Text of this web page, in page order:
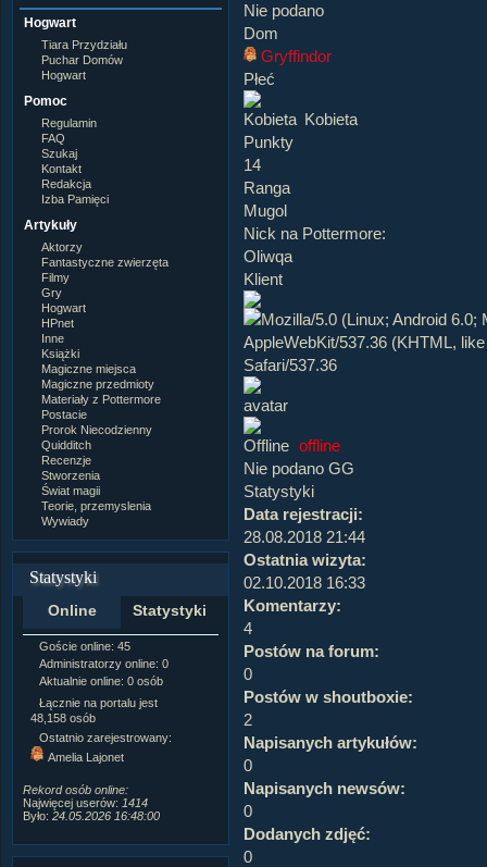
Hogwart
Tiara Przydziału
Puchar Domów
Hogwart
Pomoc
Regulamin
FAQ
Szukaj
Kontakt
Redakcja
Izba Pamięci
Artykuły
Aktorzy
Fantastyczne zwierzęta
Filmy
Gry
Hogwart
HPnet
Inne
Książki
Magiczne miejsca
Magiczne przedmioty
Materiały z Pottermore
Postacie
Prorok Niecodzienny
Quidditch
Recenzje
Stworzenia
Świat magii
Teorie, przemyslenia
Wywiady
Statystyki
Online Statystyki
Goście online: 45
Administratorzy online: 0
Aktualnie online: 0 osób
Łącznie na portalu jest
48,158 osób
Ostatnio zarejestrowany:
Amelia Lajonet
Rekord osób online:
Najwięcej userów: 1414
Było: 24.05.2026 16:48:00
Napisanych artykułów:1,087
Zdjęć w galerii:
Tematów na forum: 3,921
Postów na forum:
222,019
Rozdanych pochwał:
Wlepionych ostrzeżeń:
Nie podano
Dom
Gryffindor
Płeć
Kobieta
Punkty
14
Ranga
Mugol
Nick na Pottermore:
Oliwqa
Klient
offline
Nie podano GG
Statystyki
Data rejestracji:
28.08.2018 21:44
Ostatnia wizyta:
02.10.2018 16:33
Komentarzy:
4
Postów na forum:
0
Postów w shoutboxie:
2
Napisanych artykułów:
0
Napisanych newsów:
0
Dodanych zdjęć:
0